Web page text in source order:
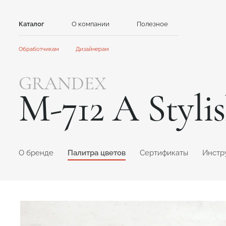
Каталог
Акриловый камень
GRANDEX
NEOMARM
Caesarstone
Avant Quartz
GRANDEX Quartz
О компании Полезное
Обработчикам
Сотрудничество
Акции и новости
Инструкции
Каталоги и презентации
Дизайнерам
Сотрудничество
Новости
Контент для клиентов
GRANDEX
M-712 A
O бренде Палитра цветов Сертификаты